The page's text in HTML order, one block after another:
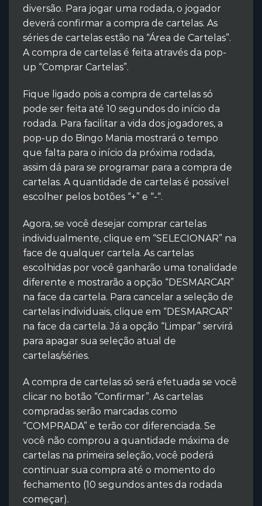
diversão. Para jogar uma rodada, o jogador
deverá confirmar a compra de cartelas. As
séries de cartelas estão na “Área de Cartelas”.
A compra de cartelas é feita através da pop-
up “Comprar Cartelas”.
Fique ligado pois a compra de cartelas só
pode ser feita até 10 segundos do início da
rodada. Para facilitar a vida dos jogadores, a
pop-up do Bingo Mania mostrará o tempo
que falta para o início da próxima rodada,
assim dá para se programar para a compra de
cartelas. A quantidade de cartelas é possível
escolher pelos botões “+” e “-“.
Agora, se você desejar comprar cartelas
individualmente, clique em “SELECIONAR” na
face de qualquer cartela. As cartelas
escolhidas por você ganharão uma tonalidade
diferente e mostrarão a opção “DESMARCAR”
na face da cartela. Para cancelar a seleção de
cartelas individuais, clique em “DESMARCAR”
na face da cartela. Já a opção “Limpar” servirá
para apagar sua seleção atual de
cartelas/séries.
A compra de cartelas só será efetuada se você
clicar no botão “Confirmar”. As cartelas
compradas serão marcadas como
“COMPRADA” e terão cor diferenciada. Se
você não comprou a quantidade máxima de
cartelas na primeira seleção, você poderá
continuar sua compra até o momento do
fechamento (10 segundos antes da rodada
começar).